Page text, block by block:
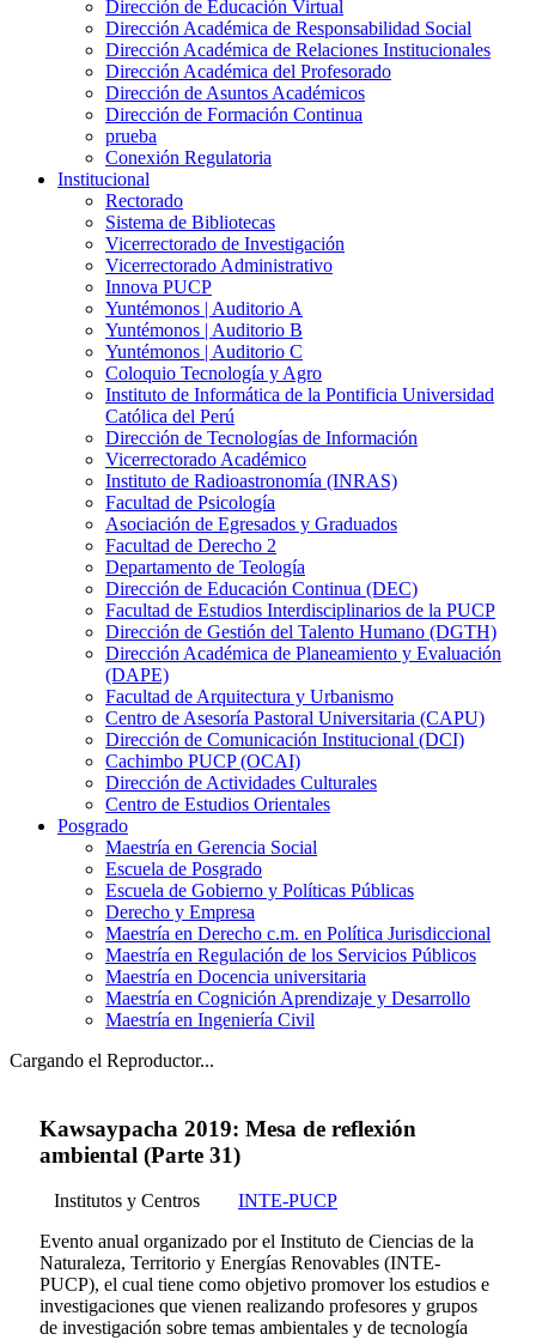
Dirección de Educación Virtual
Dirección Académica de Responsabilidad Social
Dirección Académica de Relaciones Institucionales
Dirección Académica del Profesorado
Dirección de Asuntos Académicos
Dirección de Formación Continua
prueba
Conexión Regulatoria
Institucional
Rectorado
Sistema de Bibliotecas
Vicerrectorado de Investigación
Vicerrectorado Administrativo
Innova PUCP
Yuntémonos | Auditorio A
Yuntémonos | Auditorio B
Yuntémonos | Auditorio C
Coloquio Tecnología y Agro
Instituto de Informática de la Pontificia Universidad
Católica del Perú
Dirección de Tecnologías de Información
Vicerrectorado Académico
Instituto de Radioastronomía (INRAS)
Facultad de Psicología
Asociación de Egresados y Graduados
Facultad de Derecho 2
Departamento de Teología
Dirección de Educación Continua (DEC)
Facultad de Estudios Interdisciplinarios de la PUCP
Dirección de Gestión del Talento Humano (DGTH)
Dirección Académica de Planeamiento y Evaluación
(DAPE)
Facultad de Arquitectura y Urbanismo
Centro de Asesoría Pastoral Universitaria (CAPU)
Dirección de Comunicación Institucional (DCI)
Cachimbo PUCP (OCAI)
Dirección de Actividades Culturales
Centro de Estudios Orientales
Posgrado
Maestría en Gerencia Social
Escuela de Posgrado
Escuela de Gobierno y Políticas Públicas
Derecho y Empresa
Maestría en Derecho c.m. en Política Jurisdiccional
Maestría en Regulación de los Servicios Públicos
Maestría en Docencia universitaria
Maestría en Cognición Aprendizaje y Desarrollo
Maestría en Ingeniería Civil
Cargando el Reproductor...
Kawsaypacha 2019: Mesa de reflexión
ambiental (Parte 31)
Institutos y Centros
INTE-PUCP
Evento anual organizado por el Instituto de Ciencias de la
Naturaleza, Territorio y Energías Renovables (INTE-
PUCP), el cual tiene como objetivo promover los estudios e
investigaciones que vienen realizando profesores y grupos
de investigación sobre temas ambientales y de tecnología